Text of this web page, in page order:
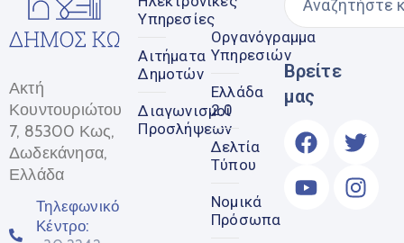
Ακτή
Κουντουριώτου
7, 85300 Κως,
Δωδεκάνησα,
Ελλάδα
Τηλεφωνικό
Κέντρο:
Υπηρεσίες
Αιτήματα
Δημοτών
Διαγωνισμοί
Προσλήψεων
Οργανόγραμμα
Υπηρεσιών
Ελλάδα
2.0
Δελτία
Τύπου
Νομικά
Πρόσωπα
Βρείτε
μας